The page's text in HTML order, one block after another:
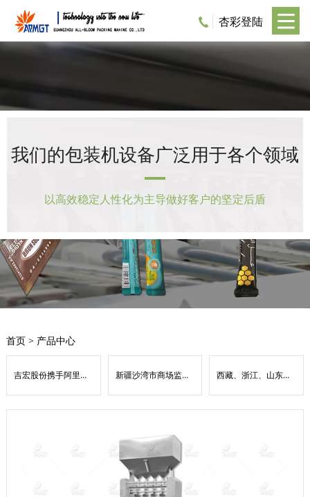
杏彩登陆
我们的包装机设备广泛用于各个领域
以高效稳定人性化为主导做好客户的坚定后盾
首页> 产品中心
吉宏股份携手阿里云 共筑AI原生底座 新疆沙湾市商场监督管理局：数字赋能优监管 扫码入企惠营商 西藏、浙江、山东、上海、安徽等地经济提高速度领跑全国——31省份经济“半年报”出炉